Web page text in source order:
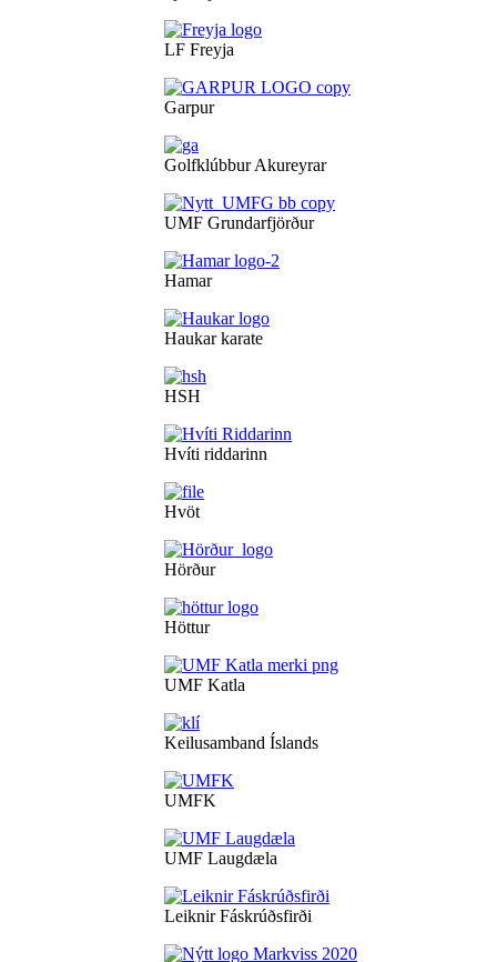
LF Freyja
Garpur
Golfklúbbur Akureyrar
UMF Grundarfjörður
Hamar
Haukar karate
HSH
Hvíti riddarinn
Hvöt
Hörður
Höttur
UMF Katla
Keilusamband Íslands
UMFK
UMF Laugdæla
Leiknir Fáskrúðsfirði